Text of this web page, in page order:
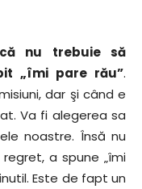
nu trebuie să
„îmi pare rău”.
dar şi când e
Va fi alegerea sa
noastre. Însă nu
a spune „îmi
Este de fapt un